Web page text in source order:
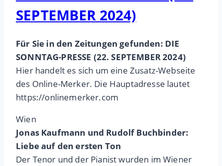
SEPTEMBER 2024)
Für Sie in den Zeitungen gefunden: DIE
SONNTAG-PRESSE (22. SEPTEMBER 2024)
Hier handelt es sich um eine Zusatz-Webseite
des Online-Merker. Die Hauptadresse lautet
https://onlinemerker.com
Wien
Jonas Kaufmann und Rudolf Buchbinder:
Liebe auf den ersten Ton
Der Tenor und der Pianist wurden im Wiener